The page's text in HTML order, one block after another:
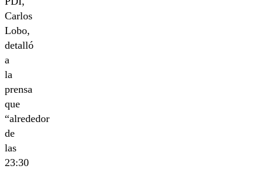
Carlos
Lobo,
detalló
a
la
prensa
que
“alrededor
de
las
23:30